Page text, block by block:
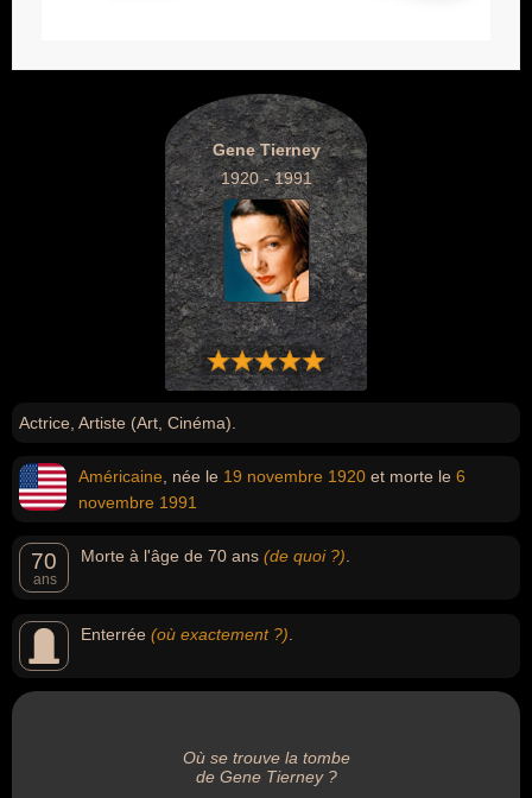
Gene Tierney
1920 - 1991
Actrice, Artiste (Art, Cinéma).
Américaine , née le 19 novembre 1920 et morte le 6
novembre 1991
70
ans
Morte à l'âge de 70 ans (de quoi ?)
Enterrée (où exactement ?)
Où se trouve la tombe
de Gene Tierney ?